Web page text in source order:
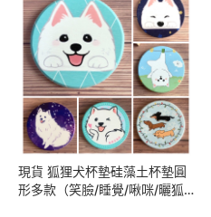
現貨 狐狸犬杯墊硅藻土杯墊圓
形多款（笑臉/睡覺/啾咪/曬狐